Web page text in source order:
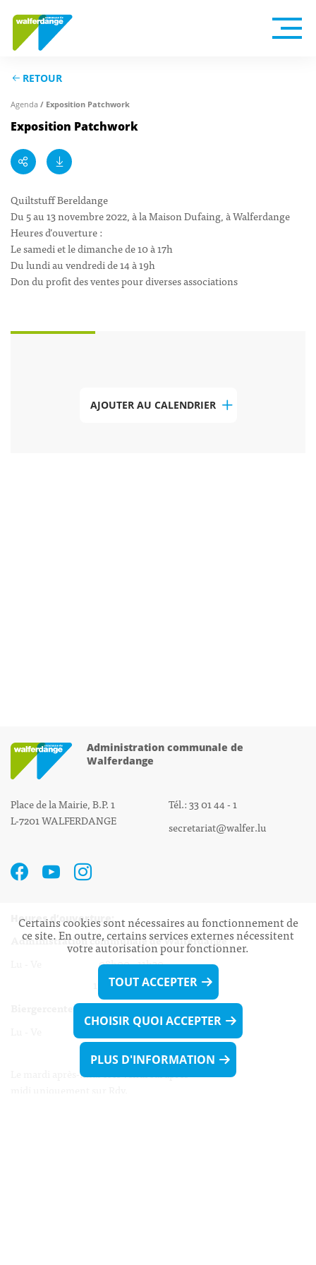
RETOUR
Agenda / Exposition Patchwork
Exposition Patchwork
Quiltstuff Bereldange
Du 5 au 13 novembre 2022, à la Maison Dufaing, à Walferdange
Heures d’ouverture :
Le samedi et le dimanche de 10 à 17h
Du lundi au vendredi de 14 à 19h
Don du profit des ventes pour diverses associations
AJOUTER AU CALENDRIER
Administration communale de
Walferdange
Place de la Mairie, B.P. 1
L-7201 WALFERDANGE
Tél.: 33 01 44 - 1
secretariat@walfer.lu
Heures d’ouverture:
Administration communale de Walferdange
Lu - Ve 08h00 - 11h30
13h30 - 16h00
Biergercenter
Lu - Ve 08h00 - 11h30
13h30 - 16h00
Le mardi après-midi et le vendredi après-
Certains cookies sont nécessaires au fonctionnement de
ce site. En outre, certains services externes nécessitent
votre autorisation pour fonctionner.
TOUT ACCEPTER
CHOISIR QUOI ACCEPTER
PLUS D'INFORMATION